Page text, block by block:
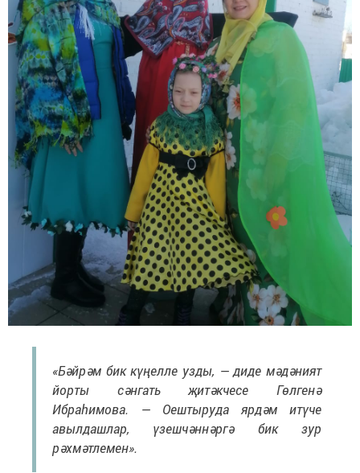
«Бәйрәм бик күңелле узды, — диде мәдәният
йорты сәнгать җитәкчесе Гөлгенә
Ибраһимова. — Оештыруда ярдәм итүче
авылдашлар, үзешчәннәргә бик зур
рәхмәтлемен».